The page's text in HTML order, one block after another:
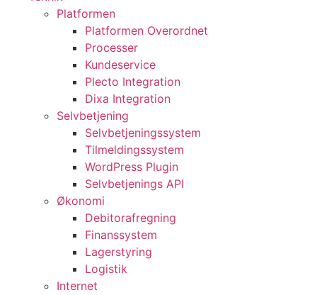
Platformen
Platformen Overordnet
Processer
Kundeservice
Plecto Integration
Dixa Integration
Selvbetjening
Selvbetjeningssystem
Tilmeldingssystem
WordPress Plugin
Selvbetjenings API
Økonomi
Debitorafregning
Finanssystem
Lagerstyring
Logistik
Internet